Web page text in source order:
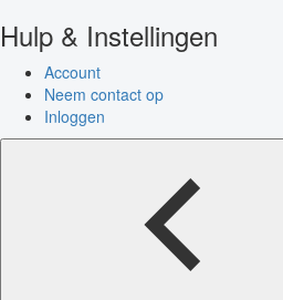
Hulp & Instellingen
Account
Neem contact op
Inloggen